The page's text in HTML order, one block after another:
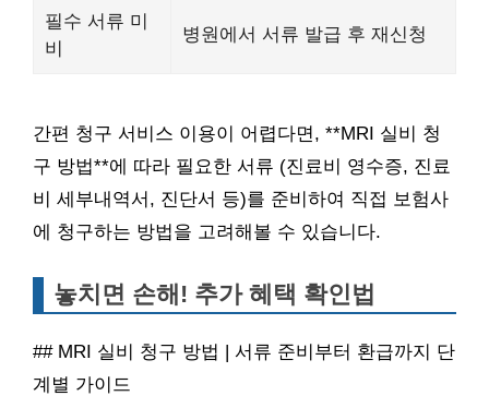
필수 서류 미
비
병원에서 서류 발급 후 재신청
간편 청구 서비스 이용이 어렵다면, **MRI 실비 청
구 방법**에 따라 필요한 서류 (진료비 영수증, 진료
비 세부내역서, 진단서 등)를 준비하여 직접 보험사
에 청구하는 방법을 고려해볼 수 있습니다.
놓치면 손해! 추가 혜택 확인법
## MRI 실비 청구 방법 | 서류 준비부터 환급까지 단
계별 가이드